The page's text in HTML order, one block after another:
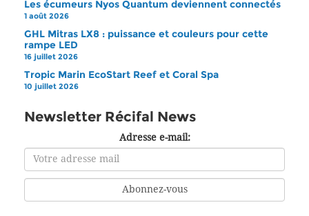
Les écumeurs Nyos Quantum deviennent connectés
1 août 2026
GHL Mitras LX8 : puissance et couleurs pour cette
rampe LED
16 juillet 2026
Tropic Marin EcoStart Reef et Coral Spa
10 juillet 2026
Newsletter Récifal News
Adresse e-mail: